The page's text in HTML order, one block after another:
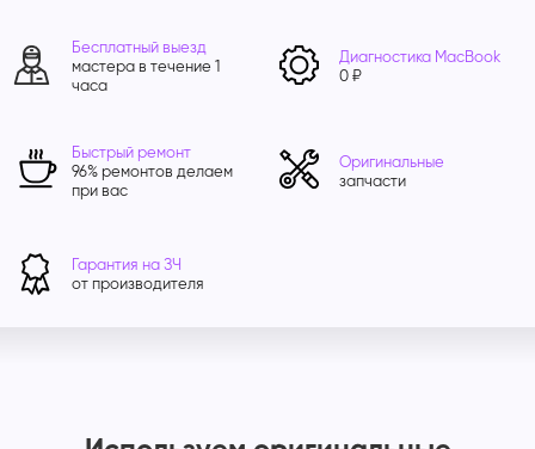
Бесплатный выезд
мастера в течение 1
часа
Диагностика MacBook
0 ₽
Быстрый ремонт
96% ремонтов делаем
при вас
Оригинальные
запчасти
Гарантия на ЗЧ
от производителя